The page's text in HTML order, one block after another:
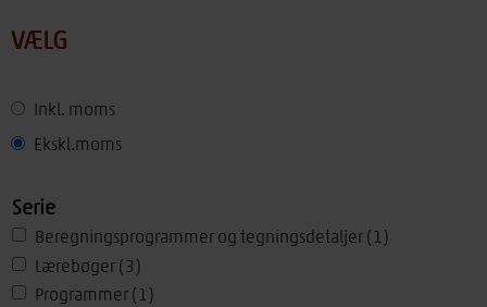
VÆLG
Inkl. moms
Ekskl.moms
Serie
Beregningsprogrammer og tegningsdetaljer (1)
Lærebøger (3)
Programmer (1)